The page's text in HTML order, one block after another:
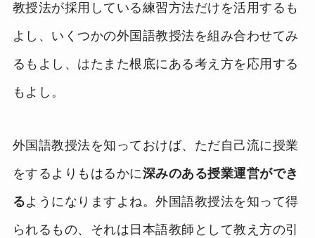
教授法が採用している練習方法だけを活用するも
よし、いくつかの外国語教授法を組み合わせてみ
るもよし、はたまた根底にある考え方を応用する
もよし。
外国語教授法を知っておけば、ただ自己流に授業
をするよりもはるかに深みのある授業運営ができ
るようになりますよね。外国語教授法を知って得
られるもの、それは日本語教師として教え方の引